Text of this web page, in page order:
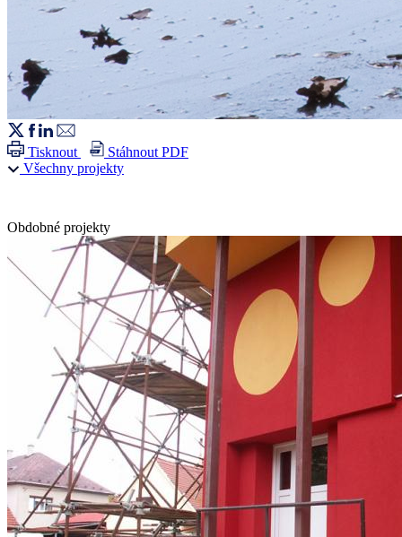
Tisknout
Stáhnout PDF
Všechny projekty
Obdobné projekty